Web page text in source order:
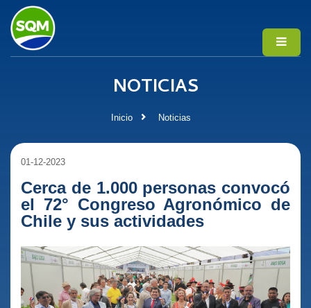
NOTICIAS
Inicio Noticias
01-12-2023
Cerca de 1.000 personas convocó
el 72° Congreso Agronómico de
Chile y sus actividades